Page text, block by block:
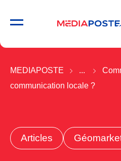
MEDIAPOSTE ...
communication locale ?
Articles